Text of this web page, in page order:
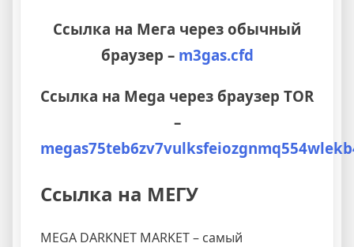
Ссылка на Мега через обычный
браузер – m3gas.cfd
Ссылка на Mega через браузер TOR
–
Ссылка на МЕГУ
MEGA DARKNET MARKET – самый